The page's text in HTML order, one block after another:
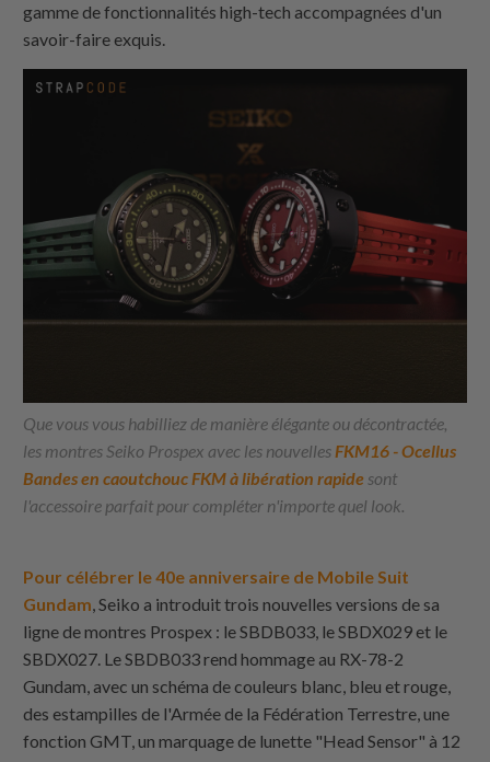
gamme de fonctionnalités high-tech accompagnées d'un
savoir-faire exquis.
Que vous vous habilliez de manière élégante ou décontractée,
les montres Seiko Prospex avec les nouvelles FKM16 - Ocellus
Bandes en caoutchouc FKM à libération rapide sont
l'accessoire parfait pour compléter n'importe quel look.
Pour célébrer le 40e anniversaire de Mobile Suit
Gundam , Seiko a introduit trois nouvelles versions de sa
ligne de montres Prospex : le SBDB033, le SBDX029 et le
SBDX027. Le SBDB033 rend hommage au RX-78-2
Gundam, avec un schéma de couleurs blanc, bleu et rouge,
des estampilles de l'Armée de la Fédération Terrestre, une
fonction GMT, un marquage de lunette "Head Sensor" à 12